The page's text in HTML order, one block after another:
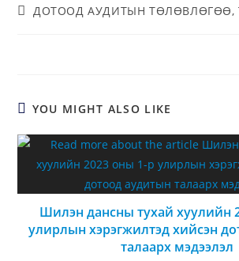
ДОТООД АУДИТЫН ТӨЛӨВЛӨГӨӨ,
YOU MIGHT ALSO LIKE
Шилэн дансны тухай хуулийн
улирлын хэрэгжилтэд хийсэн
талаарх мэдээлэл